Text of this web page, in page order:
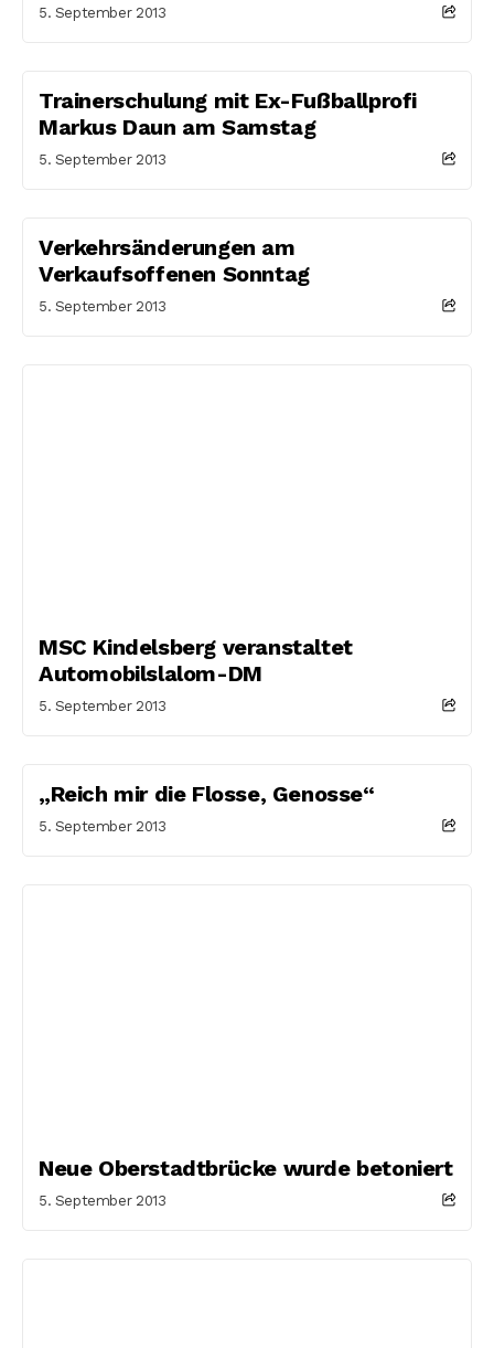
5. September 2013
Trainerschulung mit Ex-Fußballprofi
Markus Daun am Samstag
5. September 2013
Verkehrsänderungen am
Verkaufsoffenen Sonntag
5. September 2013
MSC Kindelsberg veranstaltet
Automobilslalom-DM
5. September 2013
„Reich mir die Flosse, Genosse“
5. September 2013
Neue Oberstadtbrücke wurde betoniert
5. September 2013